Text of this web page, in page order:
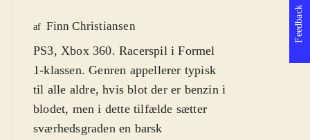
af Finn Christiansen
PS3, Xbox 360. Racerspil i Formel
1-klassen. Genren appellerer typisk
til alle aldre, hvis blot der er benzin i
blodet, men i dette tilfælde sætter
sværhedsgraden en barsk
Feedback